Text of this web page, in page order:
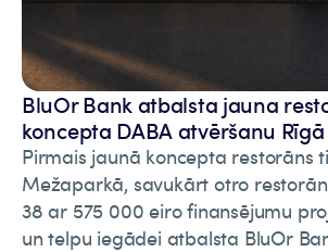
BluOr Bank atbalsta jauna
koncepta DABA atvēršanu Rīgā
Pirmais jaunā koncepta restorāns
Mežaparkā, savukārt otro
38 ar 575 000 eiro finansējumu
un telpu iegādei atbalsta BluOr